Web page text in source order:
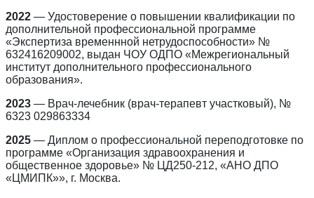
2022 — Удостоверение о повышении квалификации по
дополнительной профессиональной программе
«Экспертиза временнной нетрудоспособности» №
632416209002, выдан ЧОУ ОДПО «Межрегиональный
институт дополнительного профессионального
образования».
2023 — Врач-лечебник (врач-терапевт участковый), №
6323 029863334
2025 — Диплом о профессиональной переподготовке по
программе «Организация здравоохранения и
общественное здоровье» № ЦД250-212, «АНО ДПО
«ЦМИПК»», г. Москва.